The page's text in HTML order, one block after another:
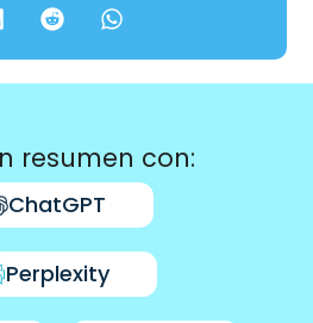
resumen con:
ChatGPT
Perplexity